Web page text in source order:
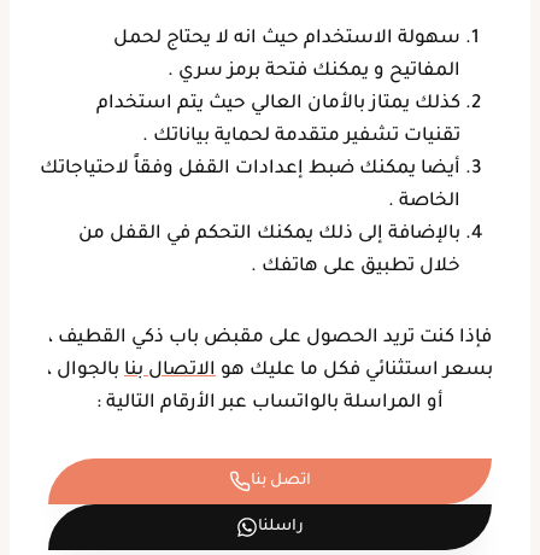
سهولة الاستخدام حيث انه لا يحتاج لحمل
المفاتيح و يمكنك فتحة برمز سري .
كذلك يمتاز بالأمان العالي حيث يتم استخدام
تقنيات تشفير متقدمة لحماية بياناتك .
أيضا يمكنك ضبط إعدادات القفل وفقاً لاحتياجاتك
الخاصة .
بالإضافة إلى ذلك يمكنك التحكم في القفل من
خلال تطبيق على هاتفك .
فإذا كنت تريد الحصول على مقبض باب ذكي القطيف ،
بسعر استثنائي فكل ما عليك هو الاتصال بنا بالجوال ،
أو المراسلة بالواتساب عبر الأرقام التالية :
اتصل بنا
راسلنا